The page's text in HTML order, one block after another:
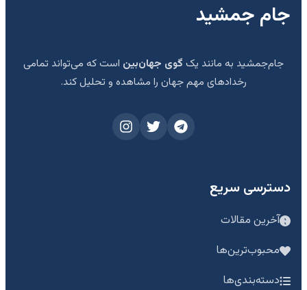
جام جمشید
جام‌جمشید به مانند یک گوی جهان‌بین است که می‌تواند تمامی
رخدادهای مهم جهان را مشاهده و تحلیل کند.
دسترسی سریع
آخرین مقالات
محبوب‌ترین‌ها
دسته‌بندی‌ها